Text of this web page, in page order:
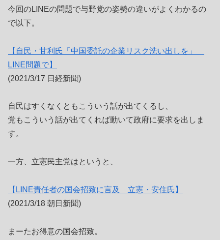
今回のLINEの問題で与野党の姿勢の違いがよくわかるの
で以下。
【自民・甘利氏「中国委託の企業リスク洗い出しを」
LINE問題で】
(2021/3/17 日経新聞)
自民はすくなくともこういう話が出てくるし、
党もこういう話が出てくれば動いて政府に要求を出しま
す。
一方、立憲民主党はというと、
【LINE責任者の国会招致に言及 立憲・安住氏】
(2021/3/18 朝日新聞)
まーたお得意の国会招致。